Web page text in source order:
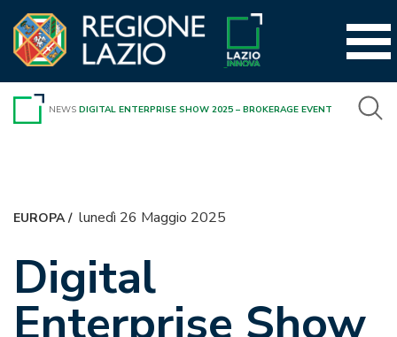
contenuto
NEWS DIGITAL ENTERPRISE SHOW 2025 – BROKERAGE EVENT
EUROPA/ lunedì 26 Maggio 2025
Digital
Enterprise Show